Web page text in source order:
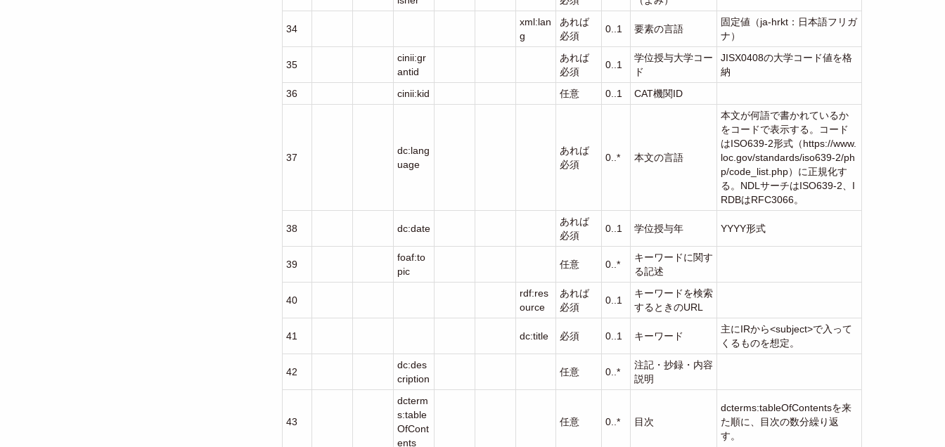
34
xml:lan
g
あれば
必須
0..1 要素の言語
固定値（ja-hrkt：日本語フリガ
ナ）
35
cinii:gr
antid
あれば
必須
0..1
学位授与大学コー
ド
JISX0408の大学コード値を格
納
36
cinii:kid 任意 0..1 CAT機関ID
37
dc:lang
uage
あれば
必須
0..* 本文の言語
本文が何語で書かれているか
をコードで表示する。コード
はISO639-2形式（https://www.
loc.gov/standards/iso639-2/ph
p/code_list.php）に正規化す
る。NDLサーチはISO639-2、I
RDBはRFC3066。
38 dc:date
あれば
必須
0..1 学位授与年 YYYY形式
39
foaf:to
pic
任意 0..*
キーワードに関す
る記述
40
rdf:res
ource
あれば
必須
0..1
キーワードを検索
するときのURL
41 dc:title 必須 0..1 キーワード
主にIRから<subject>で入って
くるものを想定。
42
dc:des
cription
任意 0..*
注記・抄録・内容
説明
43
dcterm
s:table
OfCont
ents
任意 0..* 目次
dcterms:tableOfContentsを来
た順に、目次の数分繰り返
す。